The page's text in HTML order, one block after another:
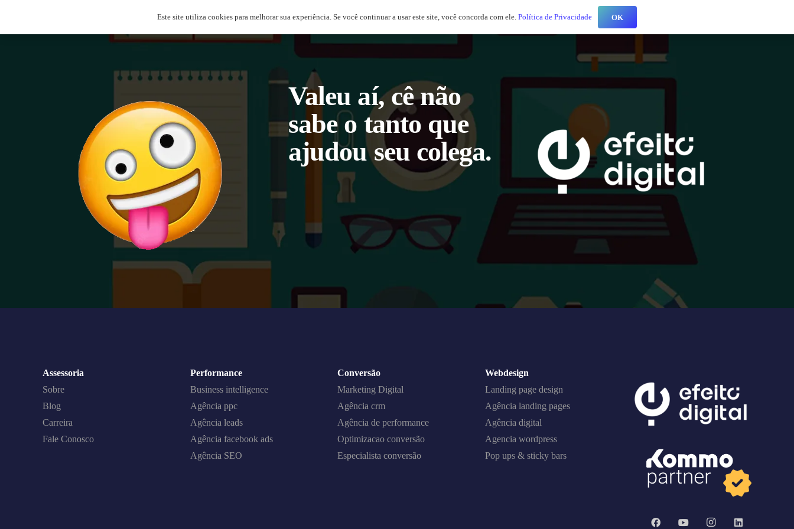
Valeu aí, cê não
sabe o tanto que
ajudou seu colega.
Assessoria
Sobre
Blog
Carreira
Fale Conosco
Performance
Business intelligence
Agência ppc
Agência leads
Agência facebook ads
Agência SEO
Conversão
Marketing Digital
Agência crm
Agência de performance
Optimizacao conversão
Especialista conversão
Webdesign
Landing page design
Agência landing pages
Agência digital
Agencia wordpress
Pop ups & sticky bars
Este site utiliza cookies para melhorar sua experiência. Se você continuar a usar este site, você concorda com ele. Política de Privacidade OK